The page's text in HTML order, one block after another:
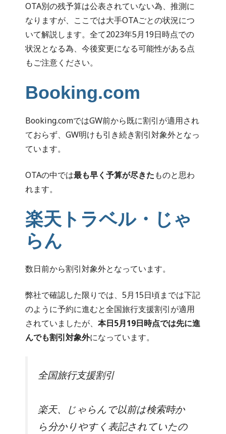
OTA別の残予算は公表されていない為、推測に
なりますが、ここでは大手OTAごとの状況につ
いて解説します。全て2023年5月19日時点での
状況となる為、今後変更になる可能性がある点
もご注意ください。
Booking.com
Booking.comではGW前から既に割引が適用され
ておらず、GW明けも引き続き割引対象外となっ
ています。
OTAの中では最も早く予算が尽きたものと思わ
れます。
楽天トラベル・じゃ
らん
数日前から割引対象外となっています。
弊社で確認した限りでは、5月15日頃までは下記
のように予約に進むと全国旅行支援割引が適用
されていましたが、 本日5月19日時点では先に進
んでも割引対象外になっています。
全国旅行支援割引
楽天、じゃらんで以前は検索時か
ら分かりやすく表記されていたの